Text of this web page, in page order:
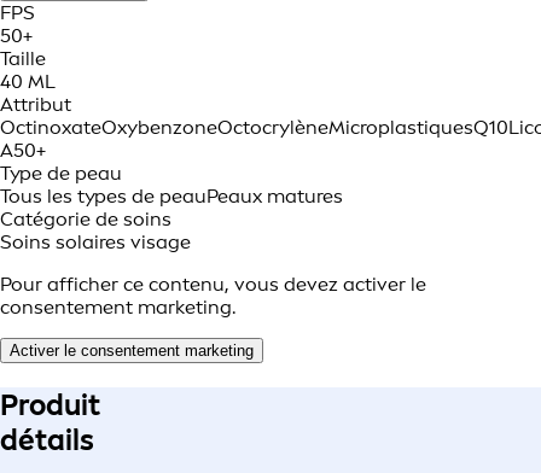
FPS
50+
Taille
40 ML
Attribut
OctinoxateOxybenzoneOctocrylèneMicroplastiquesQ10
A50+
Type de peau
Tous les types de peauPeaux matures
Catégorie de soins
Soins solaires visage
Pour afficher ce contenu, vous devez activer le
consentement marketing.
Activer le consentement marketing
Produit
détails